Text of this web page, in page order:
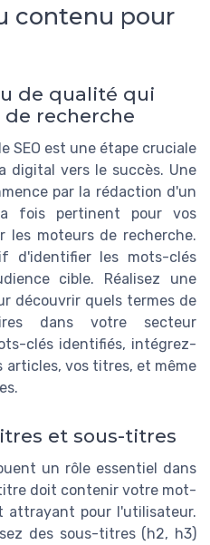
contenu pour
de qualité qui
recherche
SEO est une étape cruciale
digital vers le succès. Une
par la rédaction d'un
fois pertinent pour vos
les moteurs de recherche.
d'identifier les mots-clés
cible. Réalisez une
découvrir quels termes de
dans votre secteur
clés identifiés, intégrez-
articles, vos titres, et même
et sous-titres
un rôle essentiel dans
doit contenir votre mot-
pour l'utilisateur.
des sous-titres (h2, h3)